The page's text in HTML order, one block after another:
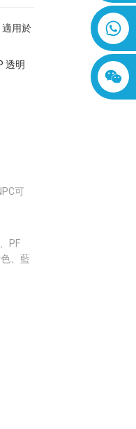
8618019377761
用於
透明
可
PF
、藍